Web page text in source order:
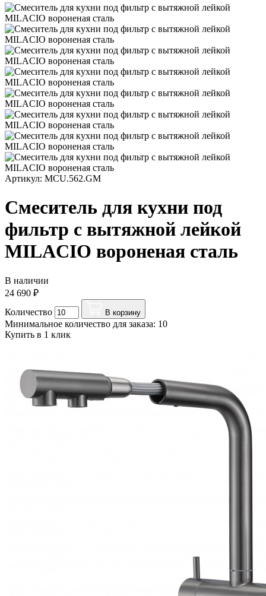
Артикул: MCU.562.GM
Смеситель для кухни под
фильтр с вытяжной лейкой
MILACIO вороненая сталь
В наличии
24 690 ₽
Количество
В корзину
Минимальное количество для заказа: 10
Купить в 1 клик